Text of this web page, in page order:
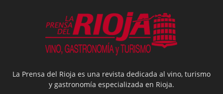
La Prensa del Rioja es una revista dedicada al vino, turismo
y gastronomía especializada en Rioja.